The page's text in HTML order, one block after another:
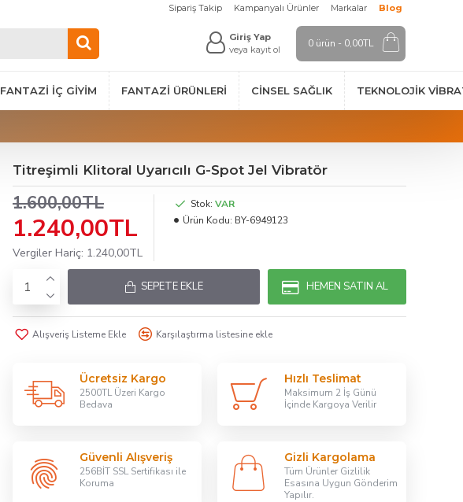
Sipariş Takip Kampanyalı Ürünler Markalar Blog
Giriş Yap
veya kayıt ol
0 ürün - 0,00TL
FANTAZI İÇ GIYIM FANTAZI ÜRÜNLERI CINSEL SAĞLIK TEKNOLOJIK
Titreşimli Klitoral Uyarıcılı G-Spot Jel Vibratör
1.240,00TL
1.600,00TL
Vergiler Hariç: 1.240,00TL
Stok: VAR
Ürün Kodu: BY-6949123
SEPETE EKLE HEMEN SATIN AL
Alışveriş Listeme Ekle Karşılaştırma listesine ekle
Ücretsiz Kargo
2500TL Üzeri Kargo
Bedava
Hızlı Teslimat
Maksimum 2 İş Günü
İçinde Kargoya Verilir
Güvenli Alışveriş
256BİT SSL Sertifikası ile
Koruma
Gizli Kargolama
Tüm Ürünler Gizlilik
Esasına Uygun Gönderim
Yapılır.